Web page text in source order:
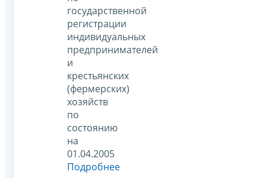
государственной
регистрации
индивидуальных
предпринимателей
и
крестьянских
(фермерских)
хозяйств
по
состоянию
на
01.04.2005
Подробнее